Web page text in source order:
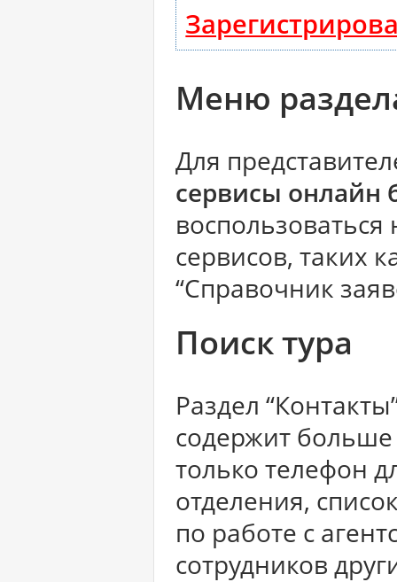
Меню
Для
сервисы онлайн
сервисов, таких
“Справочник
Поиск тура
Раздел
содержит
только телефон
отделения,
по работе с
сотрудников